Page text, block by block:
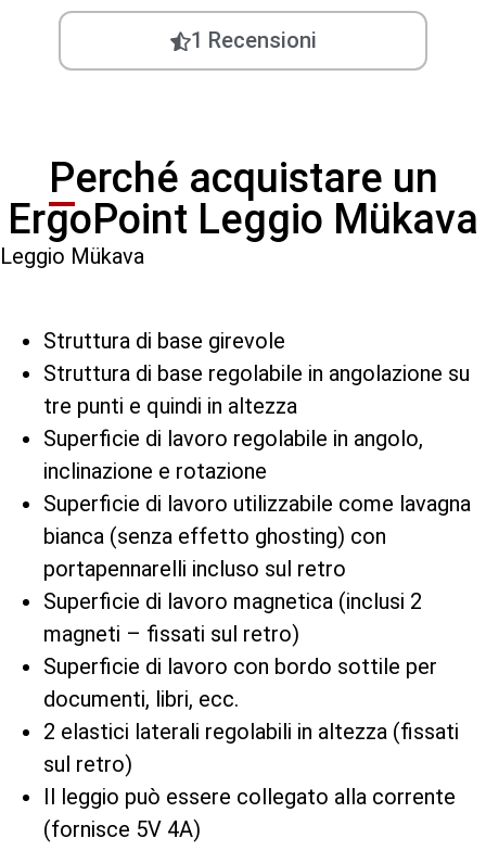
1 Recensioni
Perché acquistare un
ErgoPoint Leggio Mükava
Leggio Mükava
Struttura di base girevole
Struttura di base regolabile in angolazione su
tre punti e quindi in altezza
Superficie di lavoro regolabile in angolo,
inclinazione e rotazione
Superficie di lavoro utilizzabile come lavagna
bianca (senza effetto ghosting) con
portapennarelli incluso sul retro
Superficie di lavoro magnetica (inclusi 2
magneti – fissati sul retro)
Superficie di lavoro con bordo sottile per
documenti, libri, ecc.
2 elastici laterali regolabili in altezza (fissati
sul retro)
Il leggio può essere collegato alla corrente
(fornisce 5V 4A)